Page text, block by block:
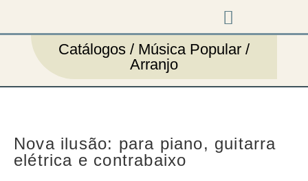
Catálogos / Música Popular /
Arranjo
Nova ilusão: para piano, guitarra
elétrica e contrabaixo